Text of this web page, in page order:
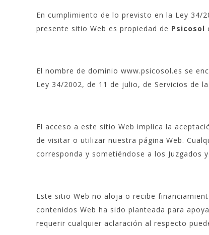
En cumplimiento de lo previsto en la Ley 34/
presente sitio Web es propiedad de Psicosol
El nombre de dominio www.psicosol.es se
Ley 34/2002, de 11 de julio, de Servicios de
El acceso a este sitio Web implica la
de visitar o utilizar nuestra página Web.
corresponda y sometiéndose a los Juzgados
Este sitio Web no aloja o recibe
contenidos Web ha sido planteada para
requerir cualquier aclaración al respecto